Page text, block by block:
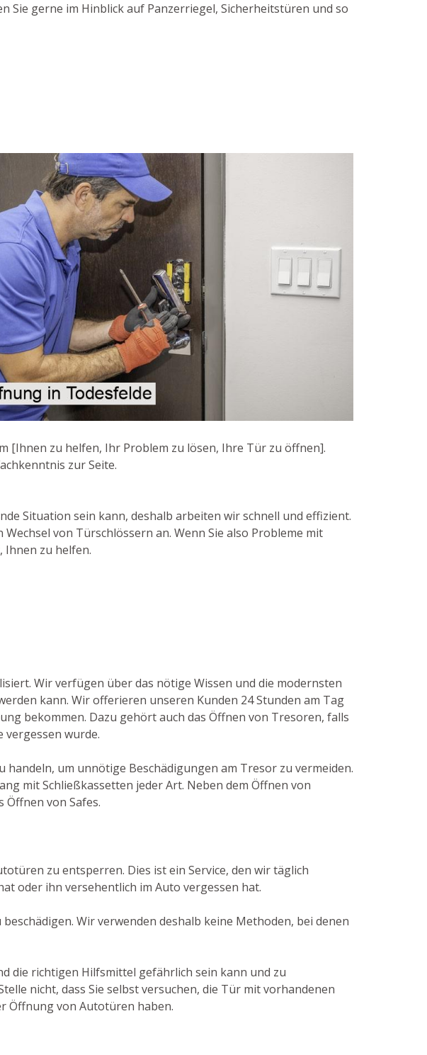
gerne im Hinblick auf Panzerriegel, Sicherheitstüren und so
[Ihnen zu helfen, Ihr Problem zu lösen, Ihre Tür zu öffnen].
zur Seite.
Situation sein kann, deshalb arbeiten wir schnell und effizient.
von Türschlössern an. Wenn Sie also Probleme mit
Ihnen zu helfen.
Wir verfügen über das nötige Wissen und die modernsten
kann. Wir offerieren unseren Kunden 24 Stunden am Tag
bekommen. Dazu gehört auch das Öffnen von Tresoren, falls
vergessen wurde.
um unnötige Beschädigungen am Tresor zu vermeiden.
mit Schließkassetten jeder Art. Neben dem Öffnen von
von Safes.
zu entsperren. Dies ist ein Service, den wir täglich
oder ihn versehentlich im Auto vergessen hat.
Wir verwenden deshalb keine Methoden, bei denen
die richtigen Hilfsmittel gefährlich sein kann und zu
nicht, dass Sie selbst versuchen, die Tür mit vorhandenen
Öffnung von Autotüren haben.